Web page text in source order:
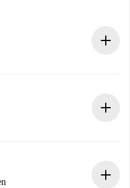
Informationen im Voraus.
belasten, wenn der